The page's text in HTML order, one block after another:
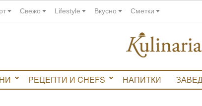
Свежо Lifestyle Вкусно Сметки
РЕЦЕПТИ И CHEFS НАПИТКИ